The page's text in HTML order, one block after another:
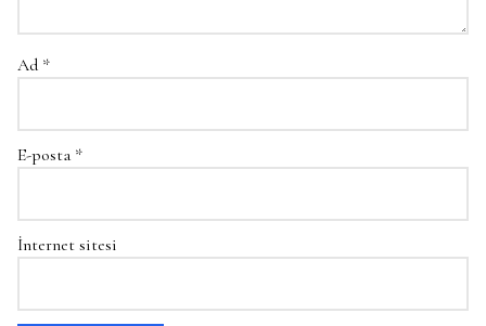
Ad *
E-posta *
İnternet sitesi